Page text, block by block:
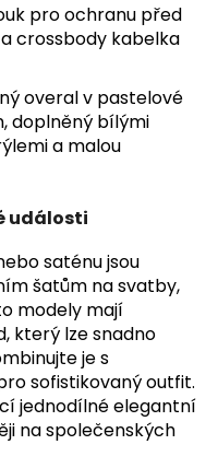
pro ochranu před
crossbody kabelka
overal v pastelové
doplněný bílými
a malou
události
saténu jsou
šatům na svatby,
modely mají
který lze snadno
je s
sofistikovaný outfit.
jednodílné elegantní
na společenských